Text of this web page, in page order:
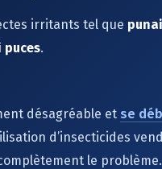
irritants tel que
puces.
désagréable et se
d’insecticides
le problème.